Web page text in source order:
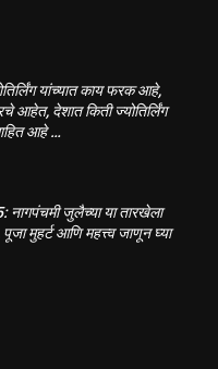
यांच्यात काय फरक आहे,
आहेत, देशात किती ज्योतिर्लिंग
आहे …
नागपंचमी जुलैच्या या तारखेला
मुहर्ट आणि महत्त्व जाणून घ्या